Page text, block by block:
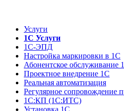
Услуги
1С Услуги
1С-ЭПД
Настройка маркировки в 1С
Абонентское обслуживание
Проектное внедрение 1С
Реальная автоматизация
Регулярное сопровождение
1С:КП (1С:ИТС)
Установка 1С